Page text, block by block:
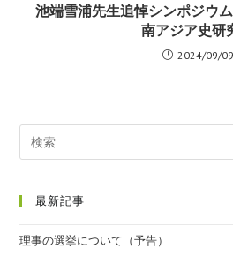
池端雪浦先生追悼シンポジウ
南アジア史研
2024/09/09
最新記事
理事の選挙について（予告）